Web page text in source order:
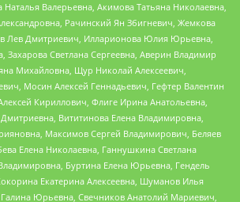
Валерьевна, Акимова Татьяна Николаевна,
Рачинский Ян Збигневич, Жемкова
Лев Дмитриевич, Илларионова Юлия Юрьевна,
Захарова Светлана Сергеевна, Аверин Владимир
Михайловна, Щур Николай Алексеевич,
Мосин Алексей Геннадьевич, Гефтер Валентин
Кириллович, Флиге Ирина Анатольевна,
Вититинова Елена Владимировна,
Максимов Сергей Владимирович, Беляев
Елена Николаевна, Ганнушкина Светлана
Буртина Елена Юрьевна, Гендель
Екатерина Алексеевна, Шуманов Илья
Юрьевна, Свечников Анатолий Мариевич,